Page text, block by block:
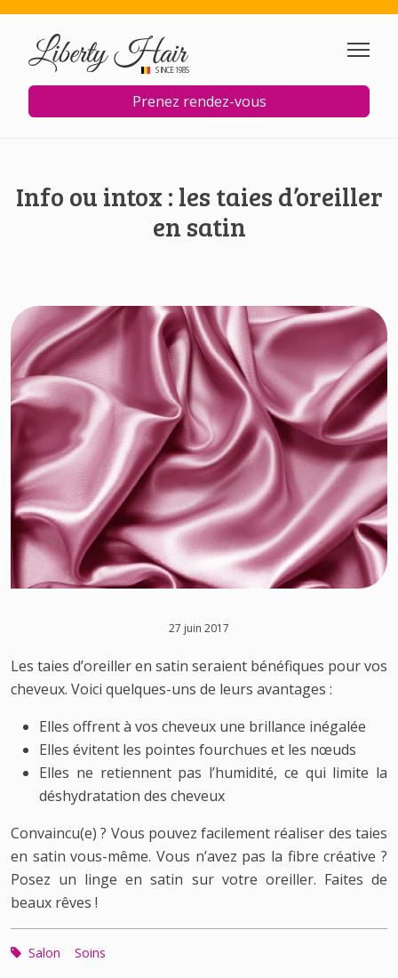
Aller au contenu principal
SINCE 1985
Prenez rendez-vous
Info ou intox : les taies d’oreiller
en satin
27 juin 2017
Les taies d’oreiller en satin seraient bénéfiques pour vos
cheveux. Voici quelques-uns de leurs avantages :
Elles offrent à vos cheveux une brillance inégalée
Elles évitent les pointes fourchues et les nœuds
Elles ne retiennent pas l’humidité, ce qui limite la
déshydratation des cheveux
Convaincu(e) ? Vous pouvez facilement réaliser des taies
en satin vous-même. Vous n’avez pas la fibre créative ?
Posez un linge en satin sur votre oreiller. Faites de
beaux rêves !
Salon Soins